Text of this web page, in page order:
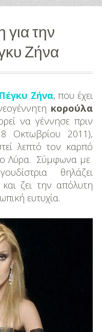
για την
Ζήνα
Πέγκυ Ζήνα, που έχει
κορούλα
να γέννησε πριν
Οκτωβρίου 2011),
λεπτό τον καρπό
Λύρα. Σύμφωνα με
θηλάζει
ζει την απόλυτη
ευτυχία.